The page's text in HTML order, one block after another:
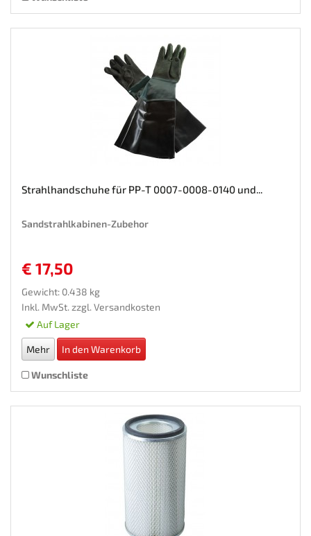
Strahlhandschuhe für PP-T 0007-0008-0140 und...
Sandstrahlkabinen-Zubehor
€ 17,50
Gewicht: 0.438 kg
Inkl. MwSt. zzgl. Versandkosten
Auf Lager
Mehr In den Warenkorb
Wunschliste